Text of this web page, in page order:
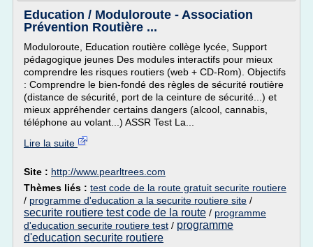
Education / Moduloroute - Association
Prévention Routière ...
Moduloroute, Education routière collège lycée, Support
pédagogique jeunes Des modules interactifs pour mieux
comprendre les risques routiers (web + CD-Rom). Objectifs
: Comprendre le bien-fondé des règles de sécurité routière
(distance de sécurité, port de la ceinture de sécurité...) et
mieux appréhender certains dangers (alcool, cannabis,
téléphone au volant...) ASSR Test La...
Lire la suite
Site : http://www.pearltrees.com
Thèmes liés : test code de la route gratuit securite routiere
/ programme d'education a la securite routiere site /
securite routiere test code de la route / programme
d'education securite routiere test / programme
d'education securite routiere